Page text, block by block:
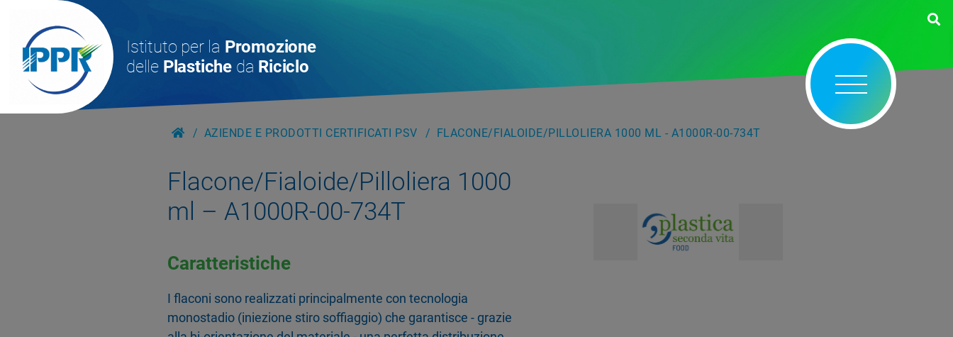
Istituto per la Promozione
delle Plastiche da Riciclo
AZIENDE E PRODOTTI CERTIFICATI PSV FLACONE/FIALOIDE/PILLOLIERA 1000 ML - A1000R-00-734T
Flacone/Fialoide/Pilloliera 1000
ml – A1000R-00-734T
Caratteristiche
I flaconi sono realizzati principalmente con tecnologia
monostadio (iniezione stiro soffiaggio) che garantisce - grazie